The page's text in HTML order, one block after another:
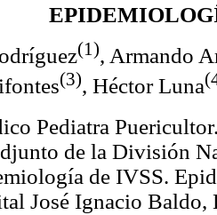
(1), Armando
(3), Héctor Luna
Pediatra
de la División
de IVSS.
José Ignacio